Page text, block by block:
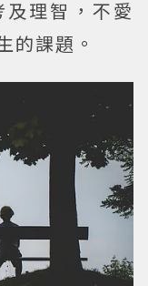
理智，不愛
的課題。